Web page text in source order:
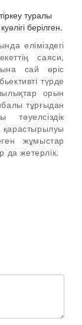
туралы
берілген.
еліміздегі
саяси,
сай өріс
түрде
орын
тұрғыдан
қарастырылуы
жұмыстар
да жетерлік.